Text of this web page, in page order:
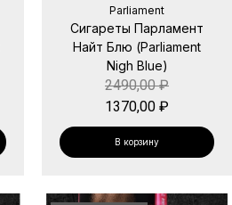
Parliament
Сигареты Парламент
Найт Блю (Parliament
Nigh Blue)
2490,00₽
1370,00 ₽
В корзину